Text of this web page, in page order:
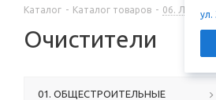
ул.
Каталог - Каталог товаров - 06.
Очистители
01. ОБЩЕСТРОИТЕЛЬНЫЕ